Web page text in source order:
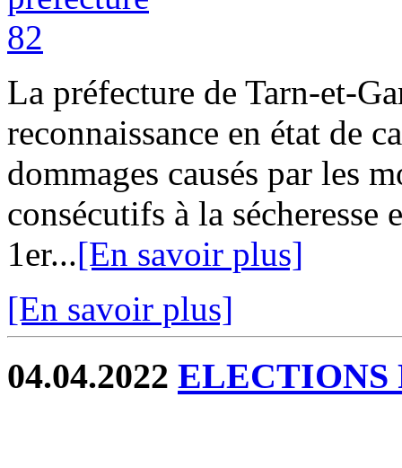
La préfecture de Tarn-et-
reconnaissance en état de
dommages causés par les
consécutifs à la
1er...[En savoir plus]
[En savoir plus]
04.04.2022 ELECTIONS